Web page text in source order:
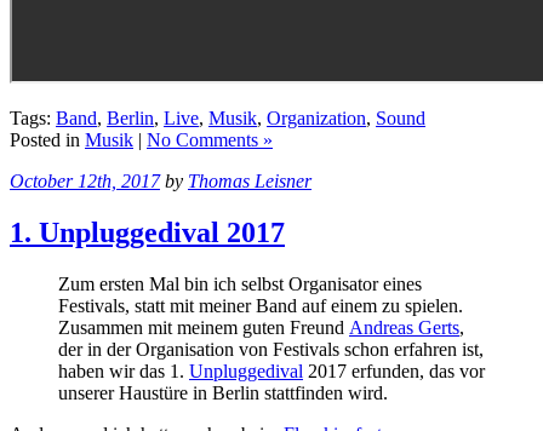
Tags: Band, Berlin, Live, Musik, Organization, Sound
Posted in Musik | No Comments »
October 12th, 2017by Thomas Leisner
1. Unpluggedival 2017
Zum ersten Mal bin ich selbst Organisator eines
Festivals, statt mit meiner Band auf einem zu spielen.
Zusammen mit meinem guten Freund Andreas Gerts,
der in der Organisation von Festivals schon erfahren ist,
haben wir das 1. Unpluggedival 2017 erfunden, das vor
unserer Haustüre in Berlin stattfinden wird.